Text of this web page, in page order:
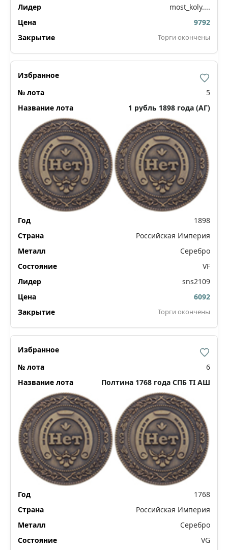
most_koly....
9792
Торги окончены
5
1 рубль 1898 года (АГ)
1898
Российская Империя
Серебро
VF
sns2109
6092
Торги окончены
6
Полтина 1768 года СПБ ТI АШ
1768
Российская Империя
Серебро
VG